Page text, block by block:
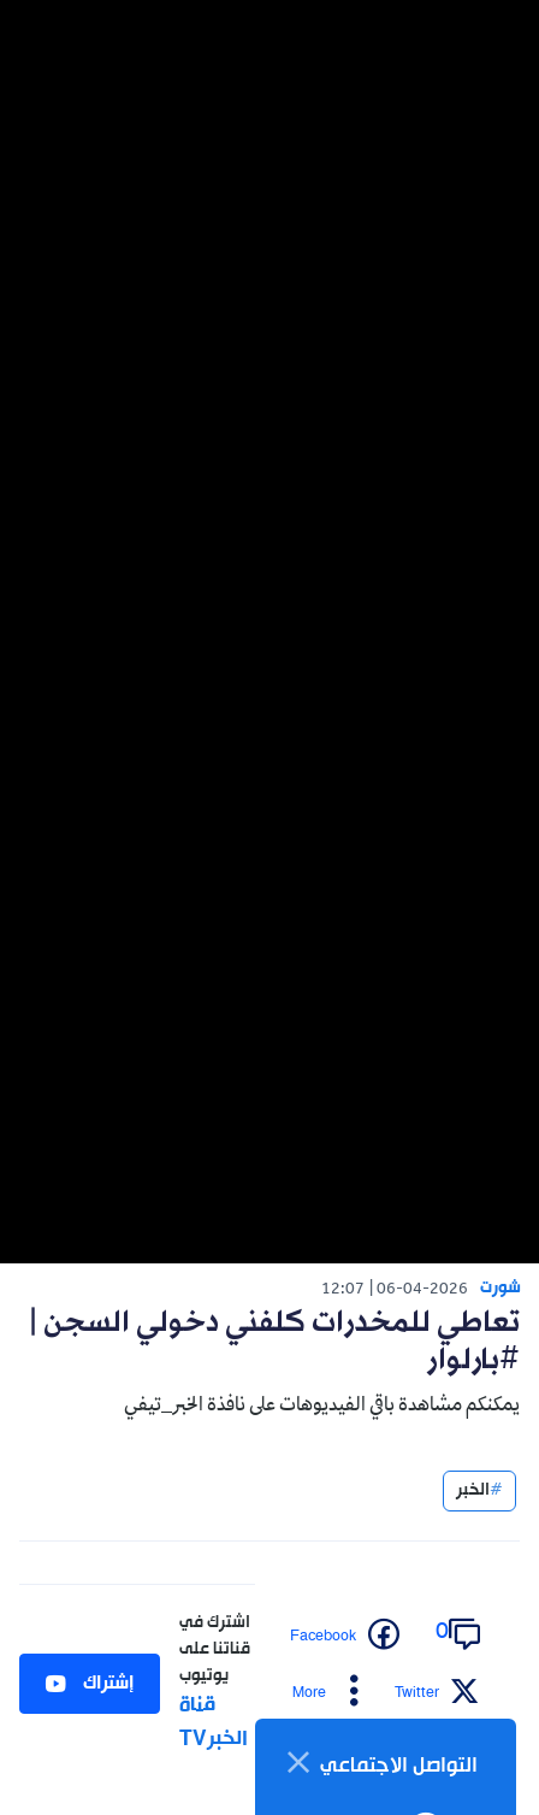
شورت 06-04-2026
12:07
تعاطي للمخدرات كلفني دخولي السجن |
#بارلوار
يمكنكم مشاهدة باقي الفيديوهات على نافذة الخبر_تيفي
الخبر
0
Facebook
Twitter
More
التواصل الاجتماعي
اشترك في
قناتنا على
يوتيوب
قناة
الخبرTV
إشتراك